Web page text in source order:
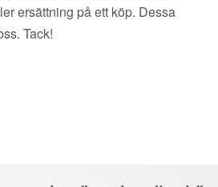
ersättning på ett köp. Dessa
Tack!